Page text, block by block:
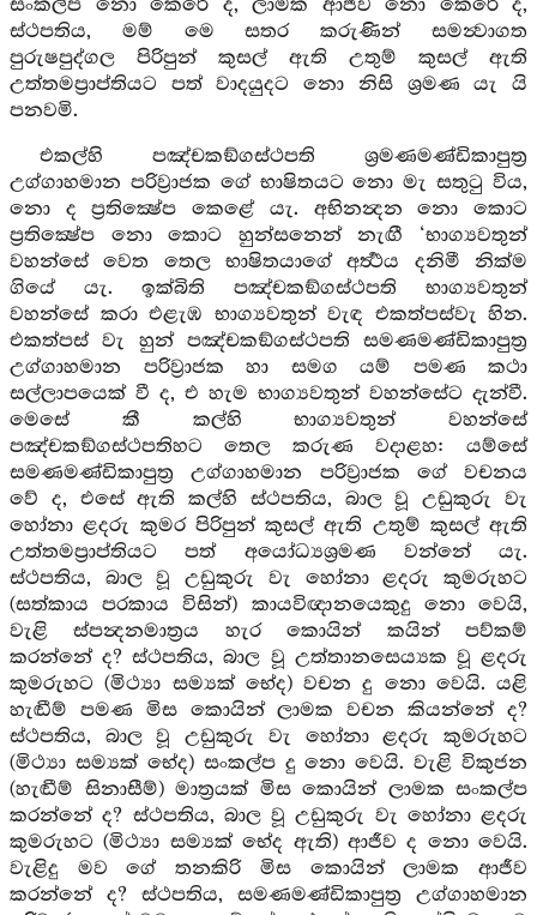
සංකල්ප නො කෙරේ ද, ලාමක ආජීව නො කෙරේ ද,
ස්‍ථපතිය, මම් මෙ සතර කරුණින් සමන්‍වාගත
පුරුෂපුද්ගල පිරිපුන් කුසල් ඇති උතුම් කුසල් ඇති
උත්තමප්‍රාප්තියට පත් වාදයුදට නො නිසි ශ්‍රමණ යැ යි
පනවමි.
එකල්හි පඤ්චකඞ්ගස්‍ථපති ශ්‍රමණමණ්ඩිකාපුත්‍ර
උග්ගාහමාන පරිව්‍රාජක ගේ භාෂිතයට නො මැ සතුටු විය,
නො ද ප්‍රතික්‍ෂේප කෙළේ යැ. අභිනන්‍දන නො කොට
ප්‍රතික්‍ෂේප නො කොට හුන්සනෙන් නැඟී ‘භාග්‍යවතුන්
වහන්සේ වෙත තෙල භාෂිතයාගේ අර්‍ත්‍ථය දනිමී නික්ම
ගියේ යැ. ඉක්බිති පඤ්චකඞ්ගස්‍ථපති භාග්‍යවතුන්
වහන්සේ කරා එළැඹ භාග්‍යවතුන් වැඳ එකත්පස්වැ හින.
එකත්පස් වැ හුන් පඤ්චකඞ්ගස්‍ථපති සමණමණ්ඩිකාපුත්‍ර
උග්ගාහමාන පරිව්‍රාජක හා සමග යම් පමණ කථා
සල්ලාපයෙක් වී ද, එ හැම භාග්‍යවතුන් වහන්සේට දැන්වී.
මෙසේ කී කල්හි භාග්‍යවතුන් වහන්සේ
පඤ්චකඞ්ගස්‍ථපතිහට තෙල කරුණ වදාළහ: යම්සේ
සමණමණ්ඩිකාපුත්‍ර උග්ගාහමාන පරිව්‍රාජක ගේ වචනය
වේ ද, එසේ ඇති කල්හි ස්‍ථපතිය, බාල වූ උඩුකුරු වැ
හෝනා ළදරු කුමර පිරිපුන් කුසල් ඇති උතුම් කුසල් ඇති
උත්තමප්‍රාප්තියට පත් අයෝධ්‍යශ්‍රමණ වන්නේ යැ.
ස්‍ථපතිය, බාල වූ උඩුකුරු වැ හෝනා ළදරු කුමරුහට
(සත්කාය පරකාය විසින්) කායවිඥානයෙකුදු නො වෙයි,
වැළි ස්පන්‍දනමාත්‍රය හැර කොයින් කයින් පව්කම්
කරන්නේ ද? ස්ථපතිය, බාල වූ උත්තානසෙය්‍යක වූ ළදරු
කුමරුහට (මිථ්‍යා සම්‍යක් භේද) වචන දු නො වෙයි. යළි
හැඬීම් පමණ මිස කොයින් ලාමක වචන කියන්නේ ද?
ස්‍ථපතිය, බාල වූ උඩුකුරු වැ හෝනා ළදරු කුමරුහට
(මිථ්‍යා සම්‍යක් භේද) සංකල්ප දු නො වෙයි. වැළි විකුජන
(හැඬීම් සිනාසීම්) මාත්‍රයක් මිස කොයින් ලාමක සංකල්ප
කරන්නේ ද? ස්ථපතිය, බාල වූ උඩුකුරු වැ හෝනා ළදරු
කුමරුහට (මිථ්‍යා සම්‍යක් භේද ඇති) ආජීව ද නො වෙයි.
වැළිදු මව ගේ තනකිරි මිස කොයින් ලාමක ආජීව
කරන්නේ ද? ස්ථපතිය, සමණමණ්ඩිකාපුත්‍ර උග්ගාහමාන